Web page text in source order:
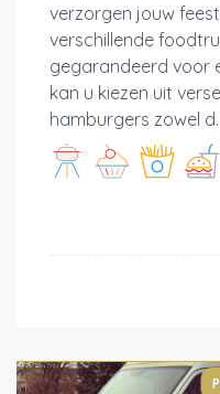
verzorgen jouw
verschillende
gegarandeerd voor
kan u kiezen uit
hamburgers zowel